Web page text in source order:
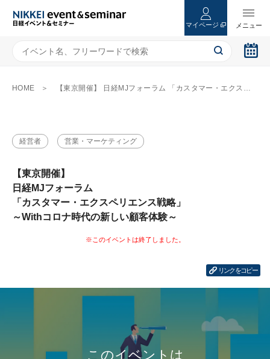
マイページ
HOME 【東京開催】 日経MJフォーラム 「カスタマー・エクスペリエンス戦略」 ～Withコロナ時代の新しい顧客体験～
経営者 営業・マーケティング
【東京開催】
日経MJフォーラム
「カスタマー・エクスペリエンス戦略」
～Withコロナ時代の新しい顧客体験～
リンクをコピー